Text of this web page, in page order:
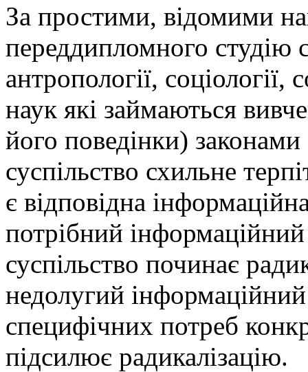
За простими, відомими
переддипломного студію
антропології, соціології,
наук які займаються
його поведінки)
суспільство схильне
є відповідна
потрібний інформаційний
суспільство починає
недолугий
специфічних потреб
підсилює радикалізацію.